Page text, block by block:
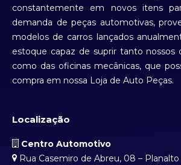
constantemente em novos itens
demanda de peças automotivas,
modelos de carros lançados
estoque capaz de suprir tanto nossos
como das oficinas mecânicas, que
compra em nossa Loja de Auto Peças.
Localização
Centro Automotivo
Rua Casemiro de Abreu, 08 – Planalto